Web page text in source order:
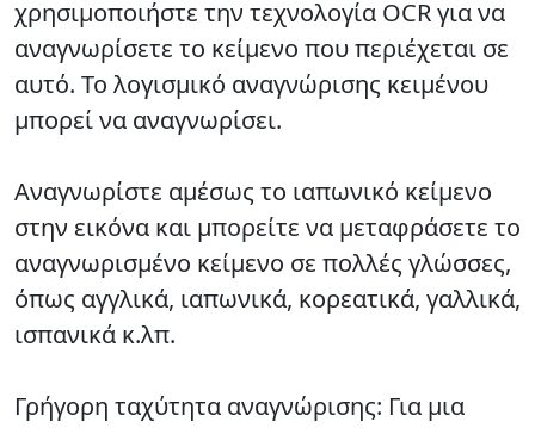
χρησιμοποιήστε την τεχνολογία OCR για να
αναγνωρίσετε το κείμενο που περιέχεται σε
αυτό. Το λογισμικό αναγνώρισης κειμένου
μπορεί να αναγνωρίσει.
Αναγνωρίστε αμέσως το ιαπωνικό κείμενο
στην εικόνα και μπορείτε να μεταφράσετε το
αναγνωρισμένο κείμενο σε πολλές γλώσσες,
όπως αγγλικά, ιαπωνικά, κορεατικά, γαλλικά,
ισπανικά κ.λπ.
Γρήγορη ταχύτητα αναγνώρισης: Για μια